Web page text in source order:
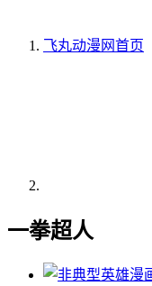
飞丸动漫网首页
一拳超人